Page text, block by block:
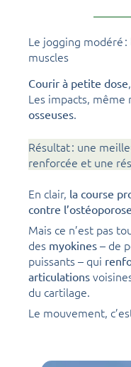
Le jogging modéré
muscles
Courir à petite dose
Les impacts, même
osseuses.
Résultat : une
renforcée et une
En clair, la course
contre
Mais ce n’est pas
des myokines – de
puissants – qui
articulations
du cartilage.
Le mouvement,